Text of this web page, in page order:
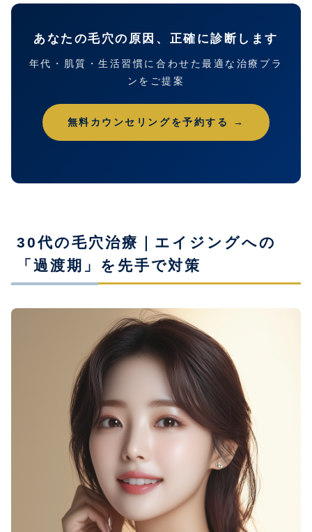
あなたの毛穴の原因、正確に診断します
年代・肌質・生活習慣に合わせた最適な治療プラ
ンをご提案
無料カウンセリングを予約する →
30代の毛穴治療｜エイジングへの
「過渡期」を先手で対策